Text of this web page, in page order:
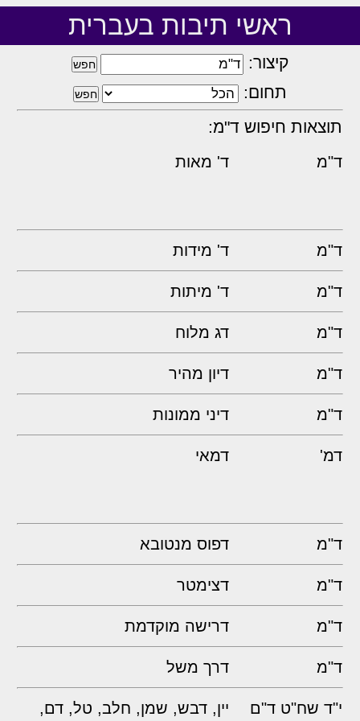
ראשי תיבות בעברית
קיצור:
תחום:
תוצאות חיפוש ד"מ:
ד"מ ד' מאות
ד"מ ד' מידות
ד"מ ד' מיתות
ד"מ דג מלוח
ד"מ דיון מהיר
ד"מ דיני ממונות
דמ' דמאי
ד"מ דפוס מנטובא
ד"מ דצימטר
ד"מ דרישה מוקדמת
ד"מ דרך משל
י"ד שח"ט ד"ם
יין, דבש, שמן, חלב, טל, דם,